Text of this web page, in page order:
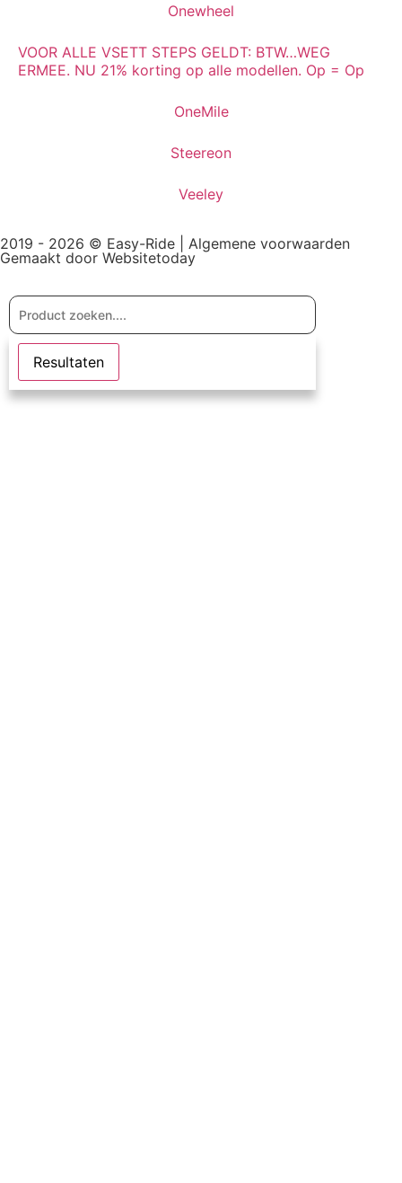
Onewheel
VOOR ALLE VSETT STEPS GELDT: BTW…WEG
ERMEE. NU 21% korting op alle modellen. Op = Op
OneMile
Steereon
Veeley
2019 - 2026 © Easy-Ride | Algemene voorwaarden
Gemaakt door Websitetoday
Resultaten